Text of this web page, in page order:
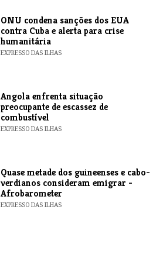
ONU condena sanções dos EUA
contra Cuba e alerta para crise
humanitária
EXPRESSO DAS ILHAS
Angola enfrenta situação
preocupante de escassez de
combustível
EXPRESSO DAS ILHAS
Quase metade dos guineenses e cabo-
verdianos consideram emigrar -
Afrobarometer
EXPRESSO DAS ILHAS